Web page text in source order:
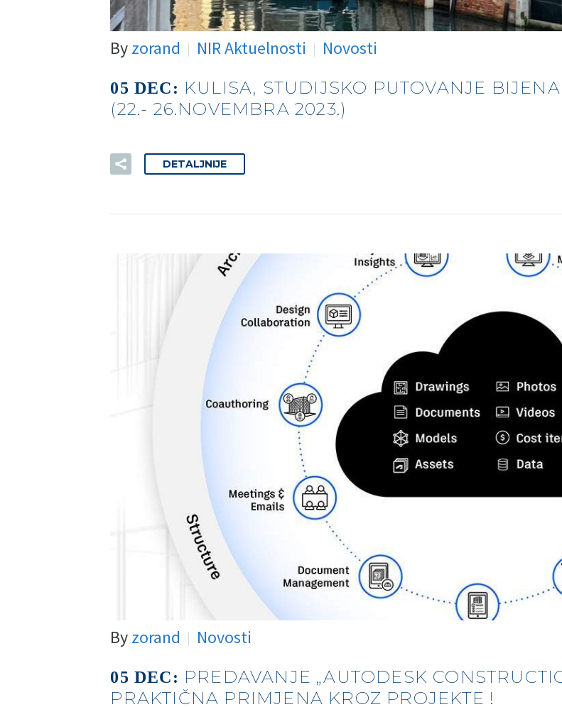
Byzorand NIR Aktuelnosti Novosti
05 DEC: KULISA, STUDIJSKO PUTOVANJE
(22.- 26.NOVEMBRA 2023.)
DETALJNIJE
Byzorand Novosti
05 DEC: PREDAVANJE „AUTODESK
PRAKTIČNA PRIMJENA KROZ PROJEKTE !